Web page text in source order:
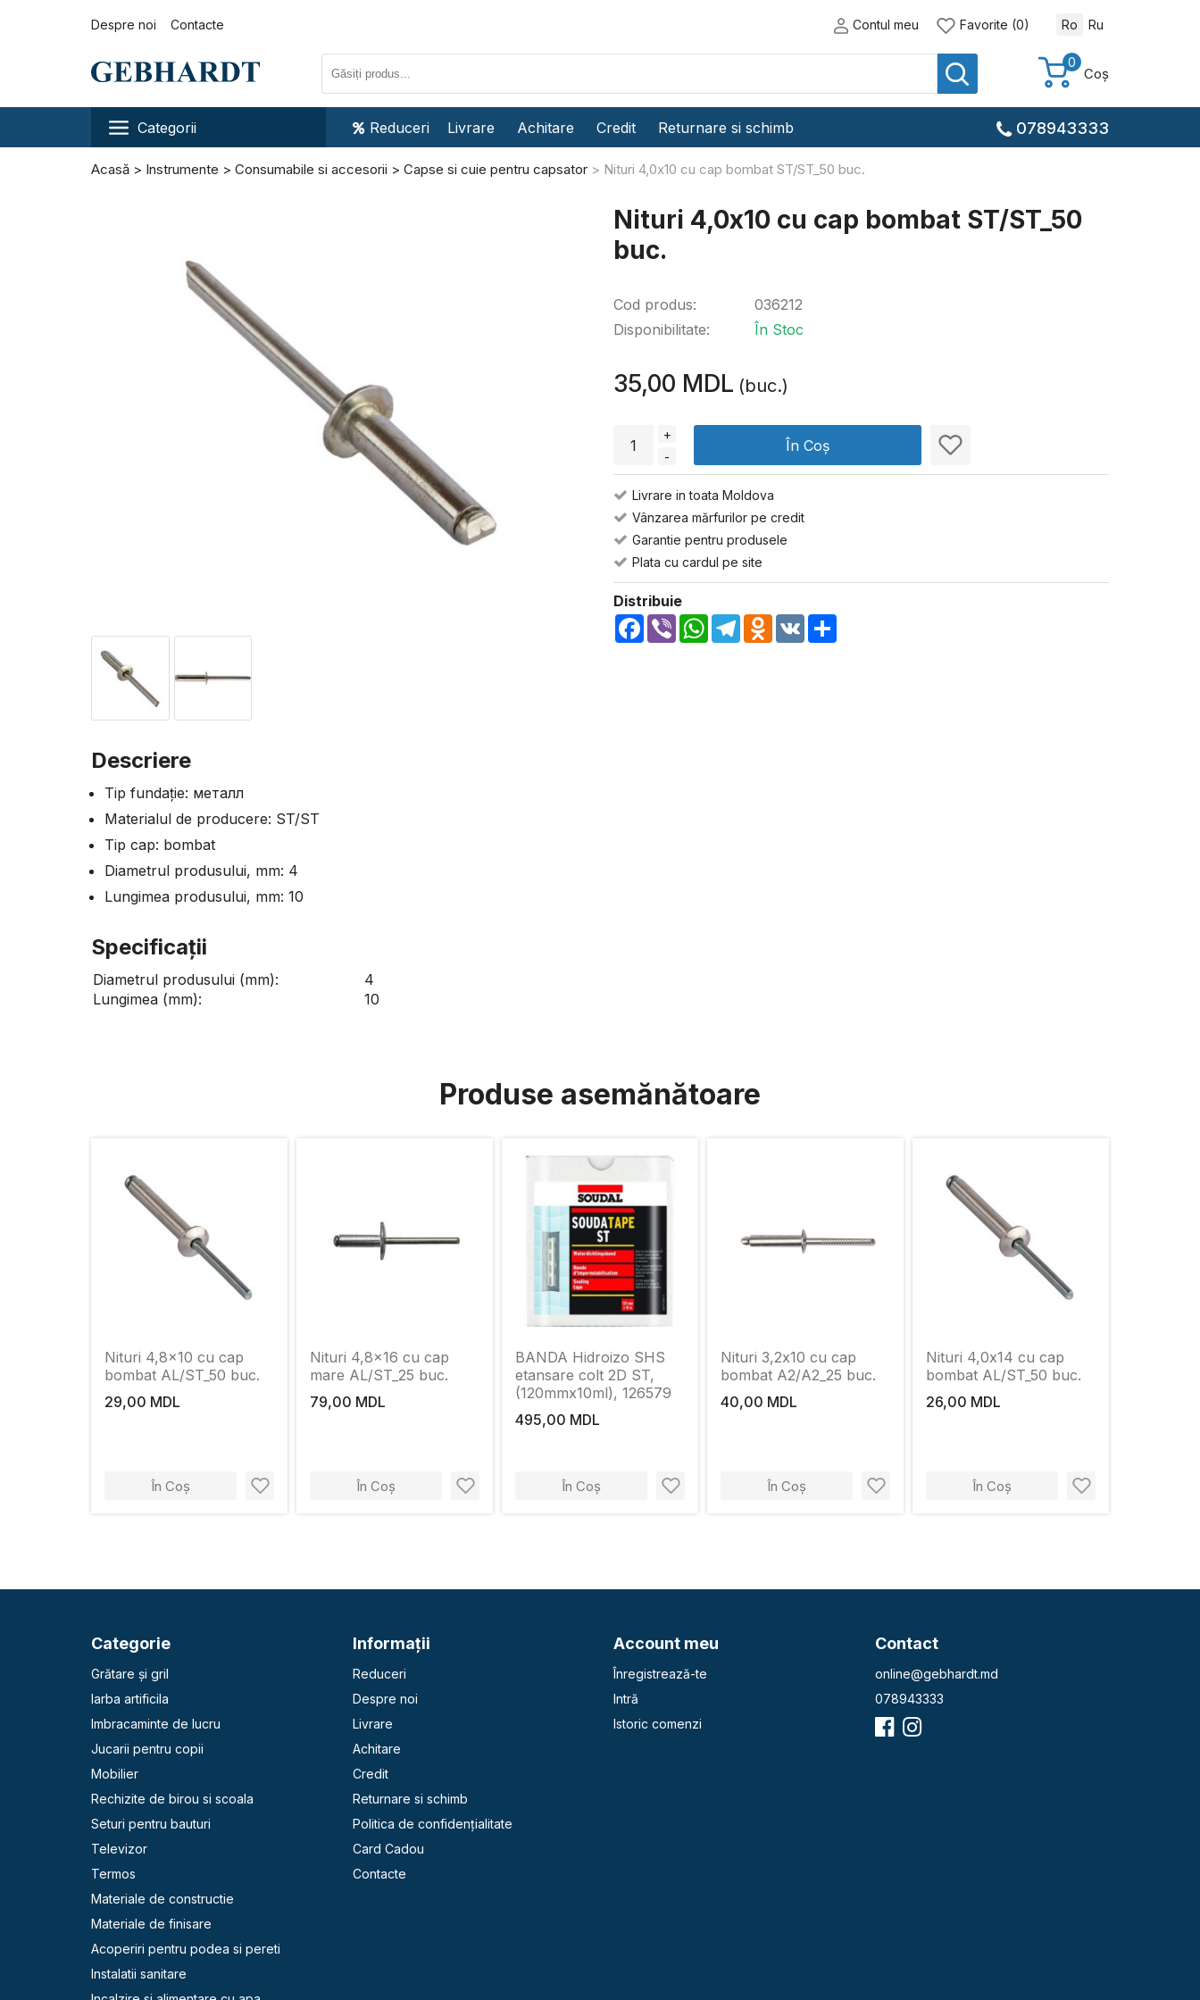
Despre noi Contacte Contul meu Favorite (0) Ro Ru
0
Coș
Categorii Reduceri Livrare Achitare Credit Returnare si schimb 078943333
Acasă Instrumente Consumabile si accesorii Capse si cuie pentru capsator Nituri 4,0x10 cu cap bombat ST/ST_50 buc.
Descriere
Tip fundație: металл
Materialul de producere: ST/ST
Tip cap: bombat
Diametrul produsului, mm: 4
Lungimea produsului, mm: 10
Specificaţii
Diametrul produsului (mm):
4
Lungimea (mm):
10
Nituri 4,0x10 cu cap bombat ST/ST_50
buc.
Cod produs:
Disponibilitate:
036212
În Stoc
35,00 MDL (buc.)
+
-
În Coș
Livrare in toata Moldova
Vânzarea mărfurilor pe credit
Garantie pentru produsele
Plata cu cardul pe site
Distribuie
Facebook
Viber WhatsApp
TelegramOdnoklassniki
VK
Produse asemănătoare
Nituri 4,8x10 cu cap
bombat AL/ST_50 buc.
29,00 MDL
În Coș
Nituri 4,8x16 cu cap
mare AL/ST_25 buc.
79,00 MDL
În Coș
BANDA Hidroizo SHS
etansare colt 2D ST,
(120mmx10ml), 126579
495,00 MDL
În Coș
Nituri 3,2х10 cu cap
bombat A2/A2_25 buc.
40,00 MDL
În Coș
Nituri 4,0x14 cu cap
bombat AL/ST_50 buc.
26,00 MDL
În Coș
Categorie
Grătare și gril
Iarba artificila
Imbracaminte de lucru
Jucarii pentru copii
Mobilier
Rechizite de birou si scoala
Seturi pentru bauturi
Televizor
Termos
Materiale de constructie
Materiale de finisare
Acoperiri pentru podea si pereti
Instalatii sanitare
Informaţii
Reduceri
Despre noi
Livrare
Achitare
Credit
Returnare si schimb
Politica de confidențialitate
Card Cadou
Contacte
Account meu
Înregistrează-te
Intră
Istoric comenzi
Contact
online@gebhardt.md
078943333